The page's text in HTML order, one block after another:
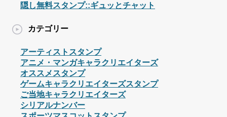
隠し無料スタンプ::ギュッとチャット
カテゴリー
アーティストスタンプ
アニメ・マンガキャラクリエイターズ
オススメスタンプ
ゲームキャラクリエイターズスタンプ
ご当地キャラクリエイターズ
シリアルナンバー